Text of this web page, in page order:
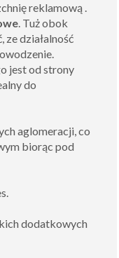
reklamową .
. Tuż obok
ze działalność
jest od strony
do
aglomeracji, co
biorąc pod
dodatkowych